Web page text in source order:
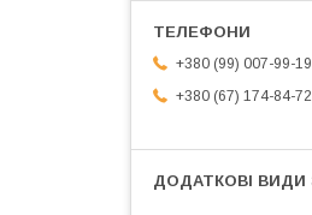
+380 (99) 007-99-19
+380 (67) 174-84-72